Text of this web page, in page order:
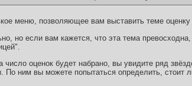
меню, позволяющее вам выставить теме оценку
но если вам кажется, что эта тема
число оценок будет набрано, вы увидите ряд
ним вы можете попытаться определить, стоит